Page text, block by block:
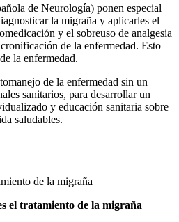
de Neurología) ponen especial
la migraña y aplicarles el
y el sobreuso de analgesia
de la enfermedad. Esto
la enfermedad.
de la enfermedad sin un
sanitarios, para desarrollar un
y educación sanitaria sobre
saludables.
de la migraña
el tratamiento de la migraña